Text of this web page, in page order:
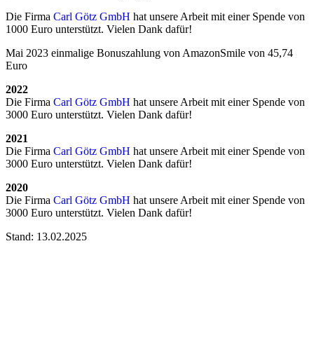
Die Firma Carl Götz GmbH hat unsere Arbeit mit einer Spende von
1000 Euro unterstützt. Vielen Dank dafür!
Mai 2023 einmalige Bonuszahlung von AmazonSmile von 45,74
Euro
2022
Die Firma Carl Götz GmbH hat unsere Arbeit mit einer Spende von
3000 Euro unterstützt. Vielen Dank dafür!
2021
Die Firma Carl Götz GmbH hat unsere Arbeit mit einer Spende von
3000 Euro unterstützt. Vielen Dank dafür!
2020
Die Firma Carl Götz GmbH hat unsere Arbeit mit einer Spende von
3000 Euro unterstützt. Vielen Dank dafür!
Stand: 13.02.2025